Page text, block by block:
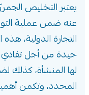
يعتبر التخليص
عنه ضمن عملية
التجارة الدولية،
جيدة من أجل تفادي
لها المنشأة، كذلك
المحدد، وتكمن